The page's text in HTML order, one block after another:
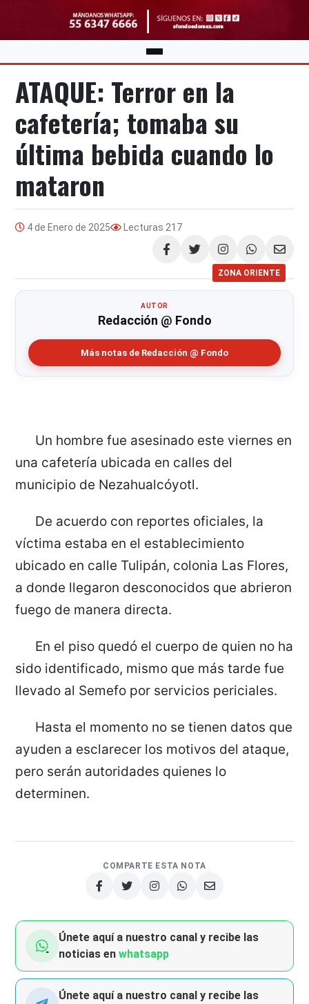
ATAQUE: Terror en la
cafetería; tomaba su
última bebida cuando lo
mataron
4 de Enero de 2025 Lecturas 217
Compartir
ZONA ORIENTE
AUTOR
Redacción @ Fondo
Más notas de Redacción @ Fondo
Un hombre fue asesinado este viernes en
una cafetería ubicada en calles del
municipio de Nezahualcóyotl.
De acuerdo con reportes oficiales, la
víctima estaba en el establecimiento
ubicado en calle Tulipán, colonia Las Flores,
a donde llegaron desconocidos que abrieron
fuego de manera directa.
En el piso quedó el cuerpo de quien no ha
sido identificado, mismo que más tarde fue
llevado al Semefo por servicios periciales.
Hasta el momento no se tienen datos que
ayuden a esclarecer los motivos del ataque,
pero serán autoridades quienes lo
determinen.
COMPARTE ESTA NOTA
Únete aquí a nuestro canal y recibe las
noticias enwhatsapp
Únete aquí a nuestro canal y recibe las